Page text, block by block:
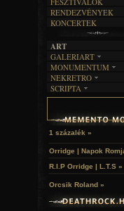
RENDEZVÉNYEK
KONCERTEK
ART
GALERIART
ARTGALERI
KÉPREGÉNYEK
LAKÁSKULTS
MONUMENTUM
TEMETŐK
TEMPLOMOK
HELYEK
NEKRETRO
SZUBKULT
RELIKVIÁK
SCRIPTA
NOVELLÁK
HALÁLTÁNC
1 százalék »
Orridge | Napok
R.I.P Orridge | L.T.S »
Orcsik Roland »